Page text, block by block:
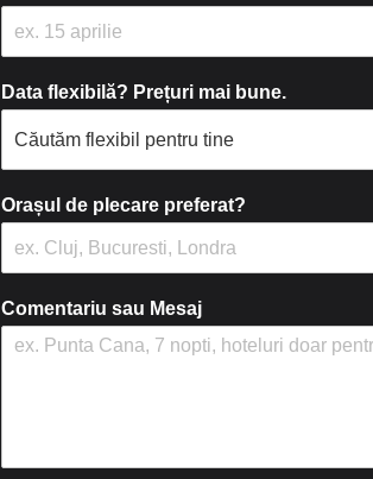
Data flexibilă? Prețuri mai bune.
Orașul de plecare preferat?
Comentariu sau Mesaj